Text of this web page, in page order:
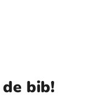
bib!